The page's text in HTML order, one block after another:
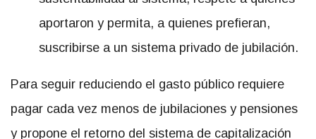
aportaron y permita, a quienes prefieran,
suscribirse a un sistema privado de jubilación.
Para seguir reduciendo el gasto público requiere
pagar cada vez menos de jubilaciones y pensiones
y propone el retorno del sistema de capitalización